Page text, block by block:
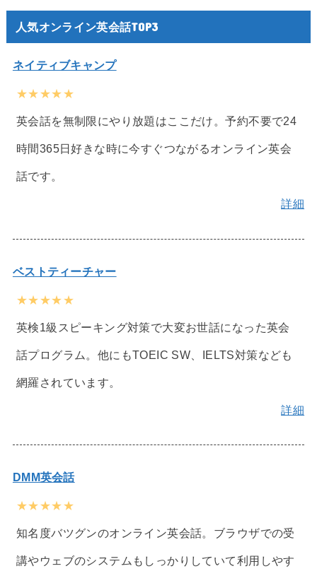
人気オンライン英会話TOP3
ネイティブキャンプ
★★★★★
英会話を無制限にやり放題はここだけ。予約不要で24
時間365日好きな時に今すぐつながるオンライン英会
話です。
詳細
ベストティーチャー
★★★★★
英検1級スピーキング対策で大変お世話になった英会
話プログラム。他にもTOEIC SW、IELTS対策なども
網羅されています。
詳細
DMM英会話
★★★★★
知名度バツグンのオンライン英会話。ブラウザでの受
講やウェブのシステムもしっかりしていて利用しやす